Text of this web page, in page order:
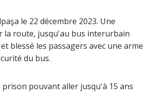
le 22 décembre 2023. Une
la route, jusqu'au bus interurbain
blessé les passagers avec une arme
du bus.
pouvant aller jusqu'à 15 ans